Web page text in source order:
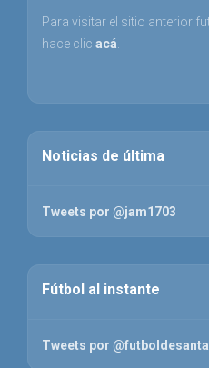
Para visitar el sitio anterior
hace clic acá
Noticias de última
Tweets por @jam1703
Fútbol al instante
Tweets por